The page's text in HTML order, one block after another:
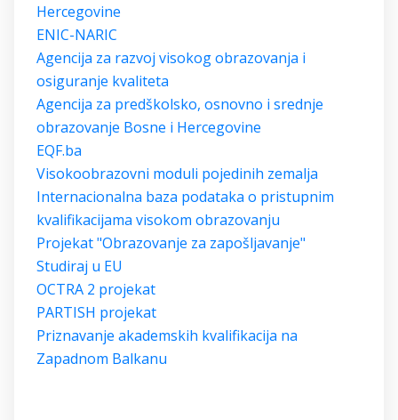
Hercegovine
ENIC-NARIC
Agencija za razvoj visokog obrazovanja i
osiguranje kvaliteta
Agencija za predškolsko, osnovno i srednje
obrazovanje Bosne i Hercegovine
EQF.ba
Visokoobrazovni moduli pojedinih zemalja
Internacionalna baza podataka o pristupnim
kvalifikacijama visokom obrazovanju
Projekat "Obrazovanje za zapošljavanje"
Studiraj u EU
OCTRA 2 projekat
PARTISH projekat
Priznavanje akademskih kvalifikacija na
Zapadnom Balkanu